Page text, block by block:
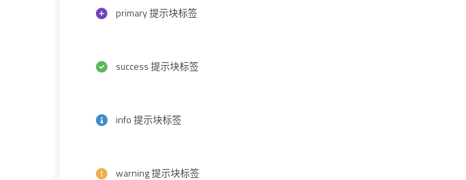
primary 提示块标签
success 提示块标签
info 提示块标签
warning 提示块标签